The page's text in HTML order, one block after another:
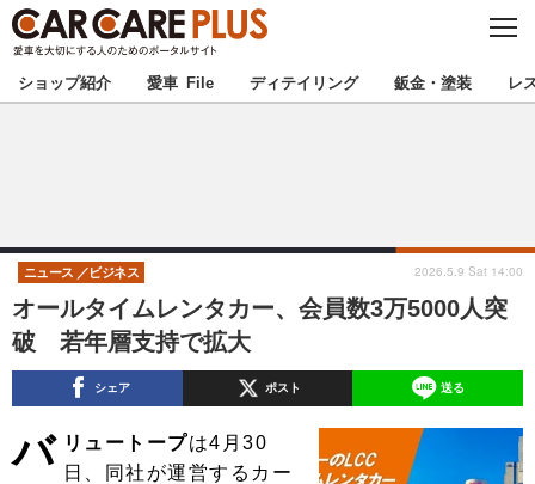
C
S
E
★カーケアプラス認定★ 厳選プロショップを地域から探す
甲信越 北陸
東海 関西
中国 四国
九州
ショップ紹介 愛車 File ディテイリング 鈑金・塗装 レ
オールタイムレンタカー、会員数3万5000人突
破 若年層支持で拡大
ニュース ビジネス 2026.5.9 Sat 14:00
シェア ポスト 送る
バ リュートープは4月30
日、同社が運営するカー